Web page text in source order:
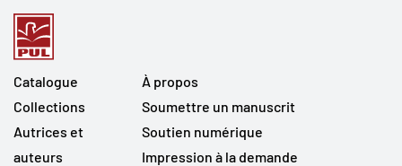
Catalogue
Collections
Autrices et
auteurs
À propos
Soumettre un manuscrit
Soutien numérique
Impression à la demande